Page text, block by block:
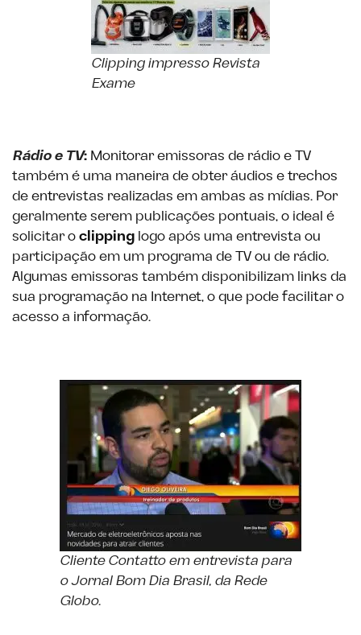
Clipping impresso Revista
Exame
Rádio e TV: Monitorar emissoras de rádio e TV
também é uma maneira de obter áudios e trechos
de entrevistas realizadas em ambas as mídias. Por
geralmente serem publicações pontuais, o ideal é
solicitar oclipping logo após uma entrevista ou
participação em um programa de TV ou de rádio.
Algumas emissoras também disponibilizam links da
sua programação na Internet, o que pode facilitar o
acesso a informação.
Cliente Contatto em entrevista para
o Jornal Bom Dia Brasil, da Rede
Globo.